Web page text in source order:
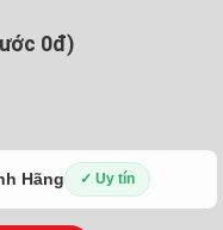
0đ)
Hãng ✓ Uy tín